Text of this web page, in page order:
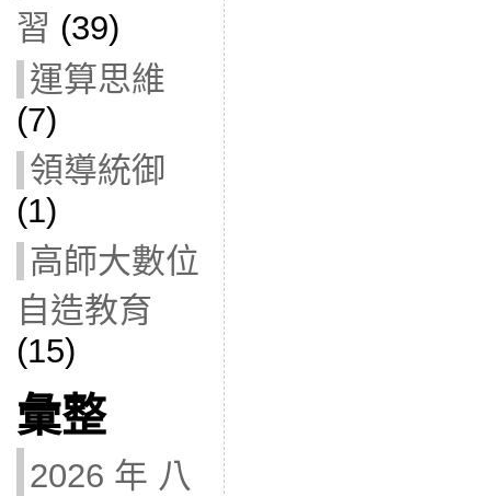
習 (39)
運算思維
(7)
領導統御
(1)
高師大數位
自造教育
(15)
彙整
2026 年 八